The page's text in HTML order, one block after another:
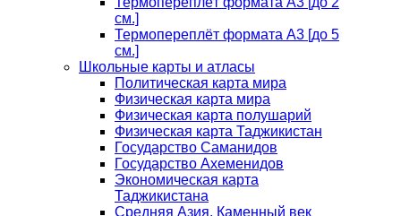
см.]
Термопереплёт формата А3 [до 5
см.]
Школьные карты и атласы
Политическая карта мира
Физическая карта мира
Физическая карта полушарий
Физическая карта Таджикистан
Государство Саманидов
Государство Ахеменидов
Экономическая карта
Таджикистана
Средняя Азия. Каменный век